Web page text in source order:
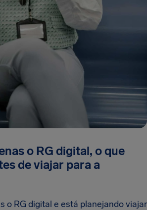
o RG digital, o que
de viajar para a
o RG digital e está planejando viajar